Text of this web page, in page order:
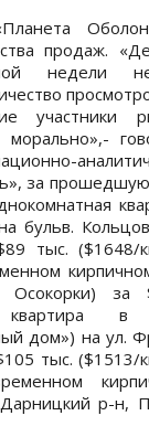
продаж.
недели
участники
морально»,-
за
бульв.
тыс. ($1648/
Осокорки) за
квартира
дом») на ул.
тыс. ($1513/
р-н,